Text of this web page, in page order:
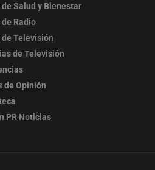
Salud y Bienestar
Radio
Televisión
de Televisión
de Opinión
PR Noticias